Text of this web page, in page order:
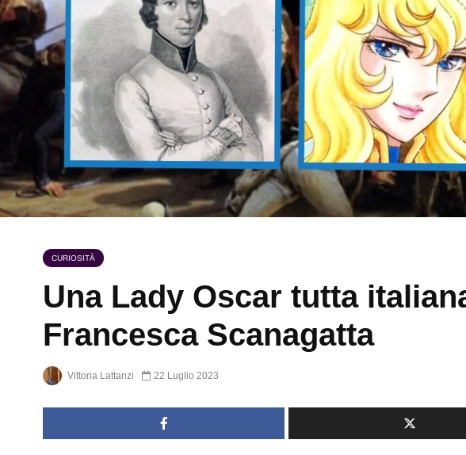
CURIOSITÀ
Una Lady Oscar tutta
Francesca Scanagatta
Vittoria Lattanzi 22 Luglio 2023